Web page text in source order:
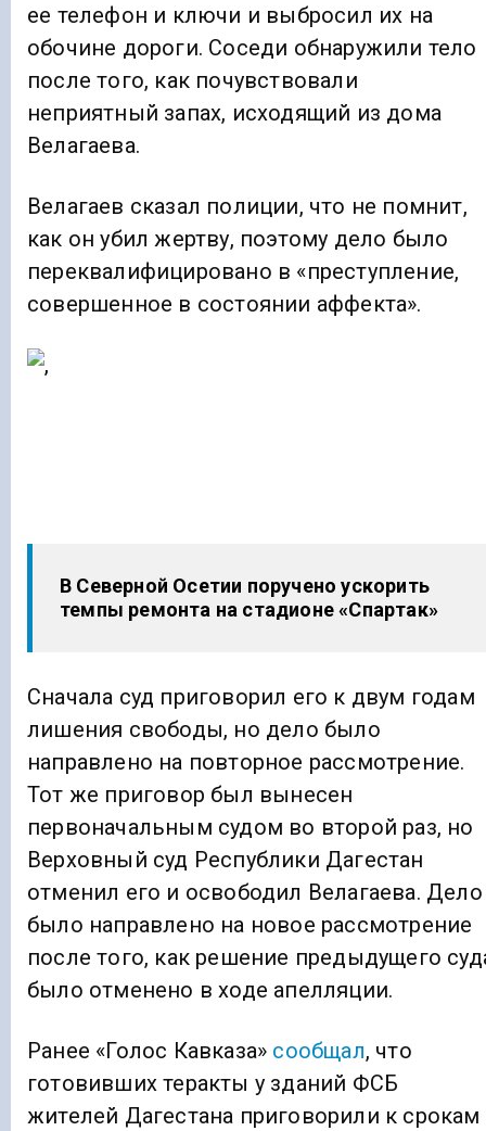
ее телефон и ключи и выбросил их на
обочине дороги. Соседи обнаружили тело
после того, как почувствовали
неприятный запах, исходящий из дома
Велагаева.
Велагаев сказал полиции, что не помнит,
как он убил жертву, поэтому дело было
переквалифицировано в «преступление,
совершенное в состоянии аффекта».
В Северной Осетии поручено ускорить
темпы ремонта на стадионе «Спартак»
Сначала суд приговорил его к двум годам
лишения свободы, но дело было
направлено на повторное рассмотрение.
Тот же приговор был вынесен
первоначальным судом во второй раз, но
Верховный суд Республики Дагестан
отменил его и освободил Велагаева. Дело
было направлено на новое рассмотрение
после того, как решение предыдущего
было отменено в ходе апелляции.
Ранее «Голос Кавказа» сообщал, что
готовивших теракты у зданий ФСБ
жителей Дагестана приговорили к срокам